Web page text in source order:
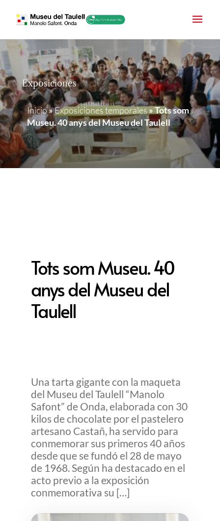
Exposiciones
Inicio»Exposiciones temporales»Tots som
Museu. 40 anys del Museu del Taulell
Tots som Museu. 40
anys del Museu del
Taulell
Una tarta gigante con la maqueta
del Museu del Taulell “Manolo
Safont” de Onda, elaborada con 30
kilos de chocolate por el pastelero
artesano Castañ, ha servido para
conmemorar sus primeros 40 años
desde que se fundó el 28 de mayo
de 1968. Según ha destacado en el
acto previo a la exposición
conmemorativa su […]